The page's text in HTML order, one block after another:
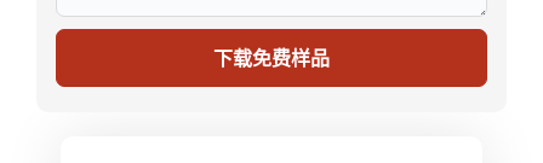
下载免费样品